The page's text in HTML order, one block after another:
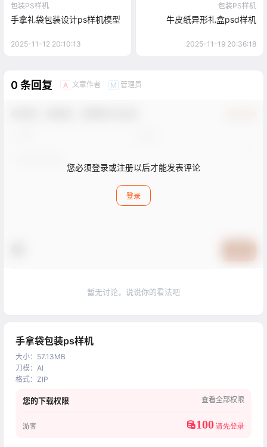
包装PS样机
手拿礼袋包装设计ps样机模型
2025-11-12 20:10:13
包装PS样机
牛皮纸异形礼盒psd样机
2025-11-19 20:36:18
0 条回复 A 文章作者 M 管理员
您必须登录或注册以后才能发表评论
登录
暂无讨论，说说你的看法吧
手拿袋包装ps样机
大小： 57.13MB
刀模： AI
格式： ZIP
您的下载权限 查看全部权限
游客 100 请先登录